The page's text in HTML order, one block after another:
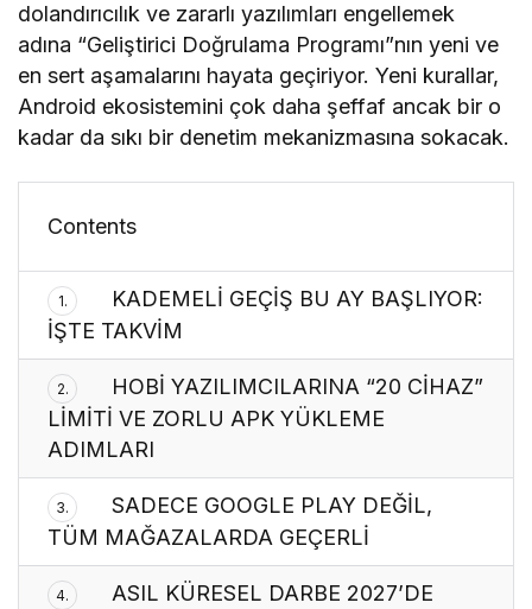
dolandırıcılık ve zararlı yazılımları engellemek
adına “Geliştirici Doğrulama Programı”nın yeni ve
en sert aşamalarını hayata geçiriyor. Yeni kurallar,
Android ekosistemini çok daha şeffaf ancak bir o
kadar da sıkı bir denetim mekanizmasına sokacak.
Contents
1.
KADEMELİ GEÇİŞ BU AY BAŞLIYOR:
İŞTE TAKVİM
2.
HOBİ YAZILIMCILARINA “20 CİHAZ”
LİMİTİ VE ZORLU APK YÜKLEME
ADIMLARI
3.
SADECE GOOGLE PLAY DEĞİL,
TÜM MAĞAZALARDA GEÇERLİ
4. ASIL KÜRESEL DARBE 2027’DE